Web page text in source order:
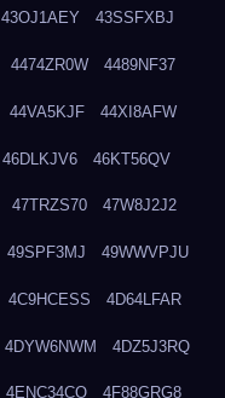
43OJ1AEY 43SSFXBJ
4474ZR0W 4489NF37
44VA5KJF 44XI8AFW
46DLKJV6 46KT56QV
47TRZS70 47W8J2J2
49SPF3MJ 49WWVPJU
4C9HCESS 4D64LFAR
4DYW6NWM 4DZ5J3RQ
4ENC34CO 4F88GRG8